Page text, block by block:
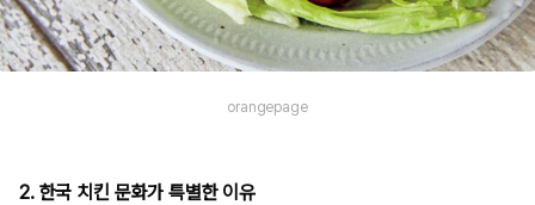
orangepage
2. 한국 치킨 문화가 특별한 이유